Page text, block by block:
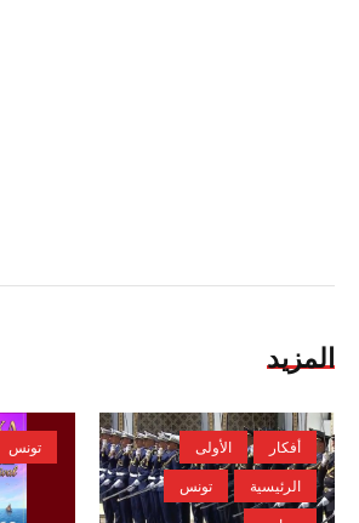
المزيد
أفكار
الأولى
الرئيسية
تونس
تونس